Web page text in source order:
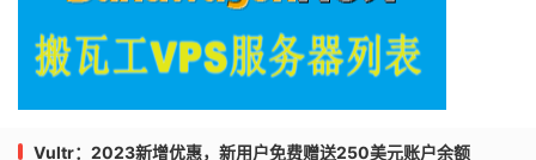
Vultr：2023新增优惠，新用户免费赠送250美元账户余额